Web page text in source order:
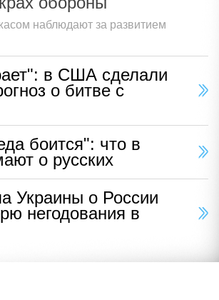
наблюдают за развитием
в США сделали
о битве с
боится": что в
о русских
Украины о России
негодования в